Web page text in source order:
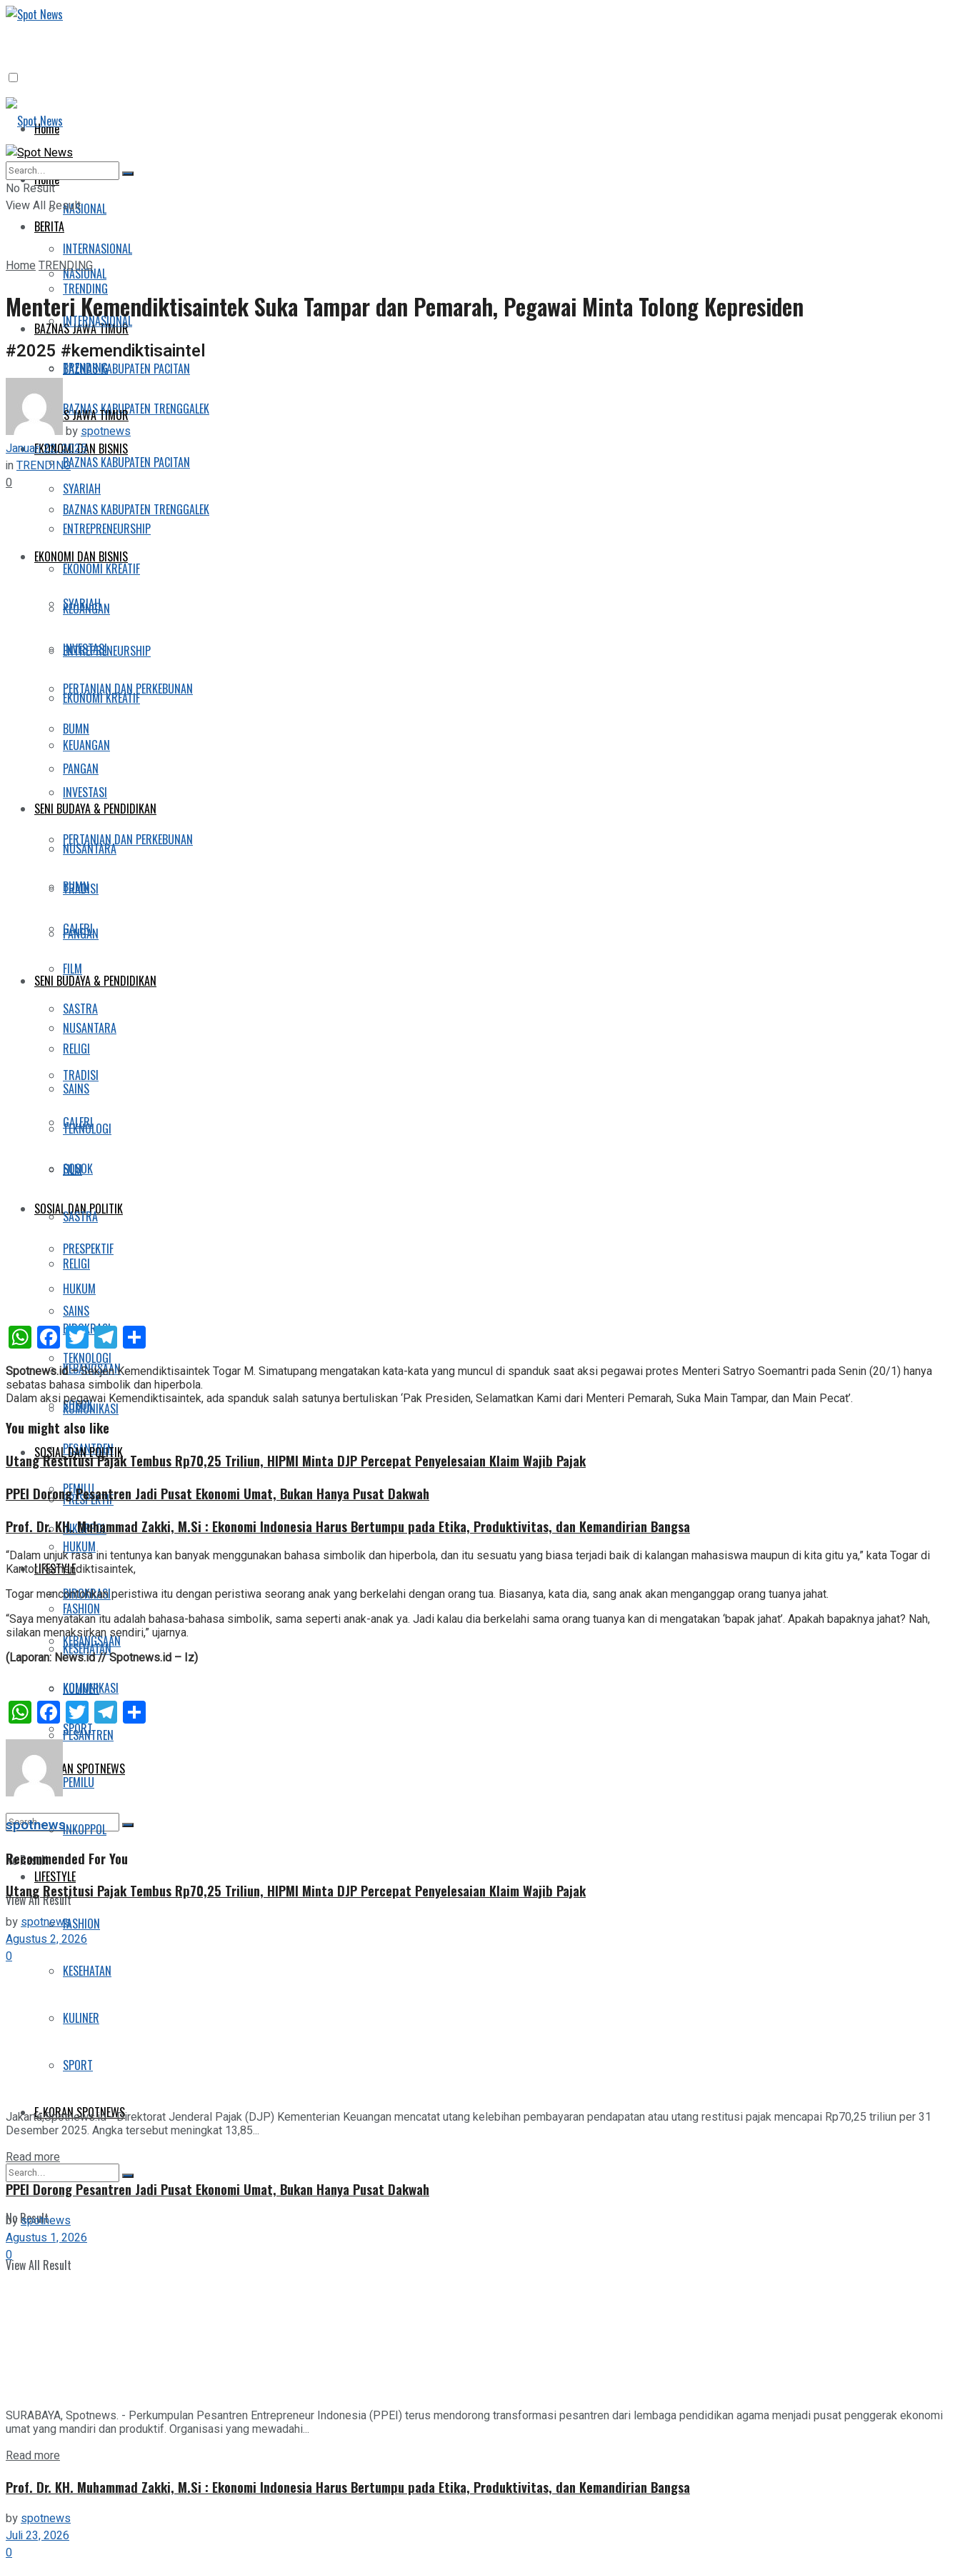
Home
BERITA
NASIONAL
INTERNASIONAL
TRENDING
BAZNAS JAWA TIMUR
BAZNAS KABUPATEN PACITAN
BAZNAS KABUPATEN TRENGGALEK
EKONOMI DAN BISNIS
SYARIAH
ENTREPRENEURSHIP
EKONOMI KREATIF
KEUANGAN
INVESTASI
PERTANIAN DAN PERKEBUNAN
BUMN
PANGAN
SENI BUDAYA & PENDIDIKAN
NUSANTARA
TRADISI
GALERI
FILM
SASTRA
RELIGI
SAINS
TEKNOLOGI
SOSOK
SOSIAL DAN POLITIK
PRESPEKTIF
HUKUM
BIROKRASI
KEBANGSAAN
KOMUNIKASI
PESANTREN
PEMILU
INKOPPOL
LIFESTYLE
FASHION
KESEHATAN
KULINER
SPORT
E-KORAN SPOTNEWS
No Result
View All Result
Home
BERITA
NASIONAL
INTERNASIONAL
TRENDING
BAZNAS JAWA TIMUR
BAZNAS KABUPATEN PACITAN
BAZNAS KABUPATEN TRENGGALEK
EKONOMI DAN BISNIS
SYARIAH
ENTREPRENEURSHIP
EKONOMI KREATIF
KEUANGAN
INVESTASI
PERTANIAN DAN PERKEBUNAN
BUMN
PANGAN
SENI BUDAYA & PENDIDIKAN
NUSANTARA
TRADISI
GALERI
FILM
SASTRA
RELIGI
SAINS
TEKNOLOGI
SOSOK
SOSIAL DAN POLITIK
PRESPEKTIF
HUKUM
BIROKRASI
KEBANGSAAN
KOMUNIKASI
PESANTREN
PEMILU
INKOPPOL
LIFESTYLE
FASHION
KESEHATAN
KULINER
SPORT
E-KORAN SPOTNEWS
No Result
View All Result
No Result
View All Result
HomeTRENDING
Menteri Kemendiktisaintek Suka Tampar dan Pemarah, Pegawai Minta Tolong Kepresiden
#2025 #kemendiktisaintel
by spotnews
Januari 22, 2025
inTRENDING
0
WhatsApp
Facebook
TwitterTelegram
Spotnews.id –Sekjen Kemendiktisaintek Togar M. Simatupang mengatakan kata-kata yang muncul di spanduk saat aksi pegawai protes Menteri Satryo Soemantri pada Senin (20/1) hanya
sebatas bahasa simbolik dan hiperbola.
Dalam aksi pegawai Kemendiktisaintek, ada spanduk salah satunya bertuliskan ‘Pak Presiden, Selamatkan Kami dari Menteri Pemarah, Suka Main Tampar, dan Main Pecat’.
You might also like
Utang Restitusi Pajak Tembus Rp70,25 Triliun, HIPMI Minta DJP Percepat Penyelesaian Klaim Wajib Pajak
PPEI Dorong Pesantren Jadi Pusat Ekonomi Umat, Bukan Hanya Pusat Dakwah
Prof. Dr. KH. Muhammad Zakki, M.Si : Ekonomi Indonesia Harus Bertumpu pada Etika, Produktivitas, dan Kemandirian Bangsa
“Dalam unjuk rasa ini tentunya kan banyak menggunakan bahasa simbolik dan hiperbola, dan itu sesuatu yang biasa terjadi baik di kalangan mahasiswa maupun di kita gitu ya,” kata Togar di
Kantor Kemendiktisaintek,
Togar mencontohkan peristiwa itu dengan peristiwa seorang anak yang berkelahi dengan orang tua. Biasanya, kata dia, sang anak akan menganggap orang tuanya jahat.
“Saya menyatakan itu adalah bahasa-bahasa simbolik, sama seperti anak-anak ya. Jadi kalau dia berkelahi sama orang tuanya kan di mengatakan ‘bapak jahat’. Apakah bapaknya jahat? Nah,
silakan menaksirkan sendiri,” ujarnya.
(Laporan: News.id // Spotnews.id – Iz)
WhatsApp
Facebook
TwitterTelegram
spotnews
Recommended For You
Utang Restitusi Pajak Tembus Rp70,25 Triliun, HIPMI Minta DJP Percepat Penyelesaian Klaim Wajib Pajak
byspotnews
Agustus 2, 2026
0
Jakarta,Spotnews.id - Direktorat Jenderal Pajak (DJP) Kementerian Keuangan mencatat utang kelebihan pembayaran pendapatan atau utang restitusi pajak mencapai Rp70,25 triliun per 31
Desember 2025. Angka tersebut meningkat 13,85...
Read more
PPEI Dorong Pesantren Jadi Pusat Ekonomi Umat, Bukan Hanya Pusat Dakwah
byspotnews
Agustus 1, 2026
0
SURABAYA, Spotnews. - Perkumpulan Pesantren Entrepreneur Indonesia (PPEI) terus mendorong transformasi pesantren dari lembaga pendidikan agama menjadi pusat penggerak ekonomi
umat yang mandiri dan produktif. Organisasi yang mewadahi...
Read more
Prof. Dr. KH. Muhammad Zakki, M.Si : Ekonomi Indonesia Harus Bertumpu pada Etika, Produktivitas, dan Kemandirian Bangsa
byspotnews
Juli 23, 2026
0